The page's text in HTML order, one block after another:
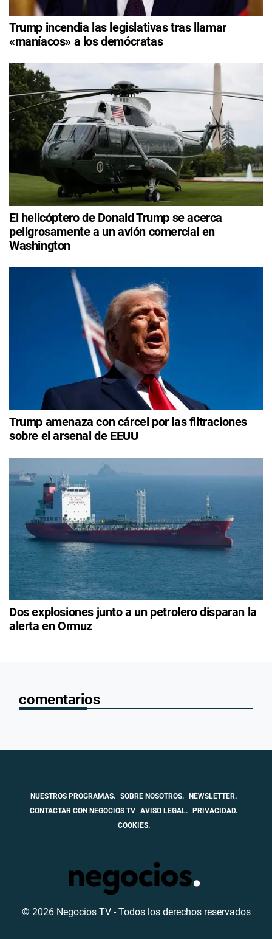
Trump incendia las legislativas tras llamar
«maníacos» a los demócratas
El helicóptero de Donald Trump se acerca
peligrosamente a un avión comercial en
Washington
Trump amenaza con cárcel por las filtraciones
sobre el arsenal de EEUU
Dos explosiones junto a un petrolero disparan la
alerta en Ormuz
comentarios
NUESTROS PROGRAMAS. SOBRE NOSOTROS.
NEWSLETTER.
CONTACTAR CON NEGOCIOS TV AVISO LEGAL.
PRIVACIDAD.
COOKIES.
© 2026 Negocios TV - Todos los derechos reservados